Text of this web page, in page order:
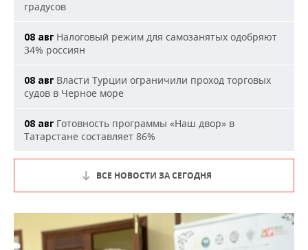
градусов
08 авг Налоговый режим для самозанятых одобряют
34% россиян
08 авг Власти Турции ограничили проход торговых
судов в Черное море
08 авг Готовность программы «Наш двор» в
Татарстане составляет 86%
ВСЕ НОВОСТИ ЗА СЕГОДНЯ